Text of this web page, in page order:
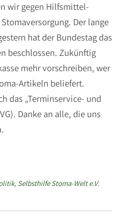
wir gegen Hilfsmittel-
Der lange
hat der Bundestag das
beschlossen. Zukünftig
mehr vorschreiben, wer
Artikeln beliefert.
das „Terminservice- und
Danke an alle, die uns
, Selbsthilfe Stoma-Welt e.V.